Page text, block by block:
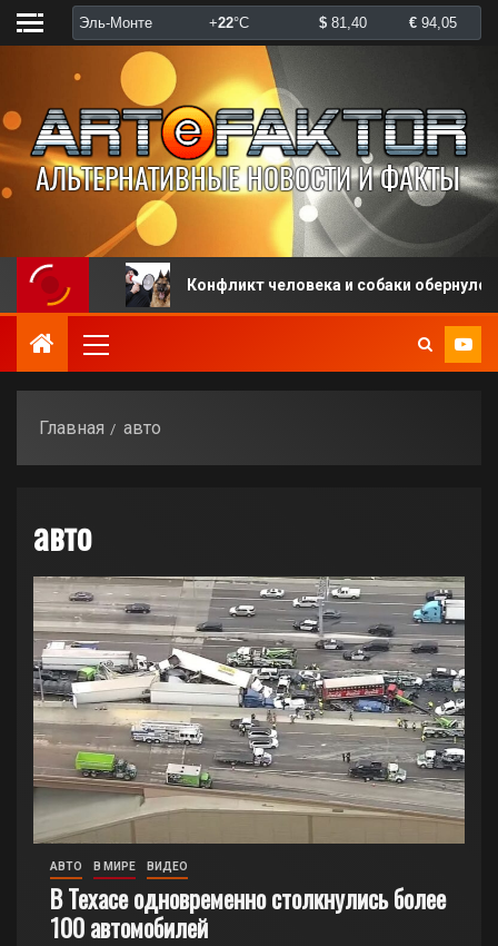
Конфликт человека и собаки обернулся
Главная авто
авто
АВТО В МИРЕ ВИДЕО
В Техасе одновременно столкнулись более
100 автомобилей